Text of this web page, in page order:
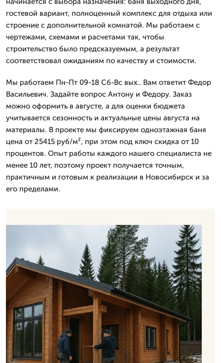
гостевой вариант, полноценный комплекс для отдыха или
строение с дополнительной комнатой. Мы работаем с
чертежами, схемами и расчетами так, чтобы
строительство было предсказуемым, а результат
соответствовал ожиданиям по качеству и стоимости.
Мы работаем Пн-Пт 09-18 Сб-Вс вых.. Вам ответит Федор
Васильевич. Задайте вопрос Антону и Федору. Заказ
можно оформить в августе, а для оценки бюджета
учитывается сезонность и актуальные цены августа на
материалы. В проекте мы фиксируем одноэтажная баня
цена от 25415 руб/м², при этом под ключ скидка от 10
процентов. Опыт работы каждого нашего специалиста не
менее 10 лет, поэтому проект получается точным,
практичным и готовым к реализации в Новосибирск и за
его пределами.